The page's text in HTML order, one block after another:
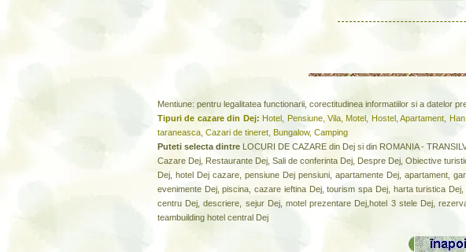
Mentiune: pentru legalitatea functionarii, corectitudinea informatiilor si a datelor
Tipuri de cazare din Dej: Hotel, Pensiune, Vila, Motel, Hostel, Apartament,
taraneasca, Cazari de tineret, Bungalow, Camping
Puteti selecta dintre LOCURI DE CAZARE din Dej si din ROMANIA -
Cazare Dej, Restaurante Dej, Sali de conferinta Dej, Despre Dej, Obiective
Dej, hotel Dej cazare, pensiune Dej pensiuni, apartamente Dej, apartament,
evenimente Dej, piscina, cazare ieftina Dej, tourism spa Dej, harta turistica
centru Dej, descriere, sejur Dej, motel prezentare Dej,hotel 3 stele Dej,
teambuilding hotel central Dej